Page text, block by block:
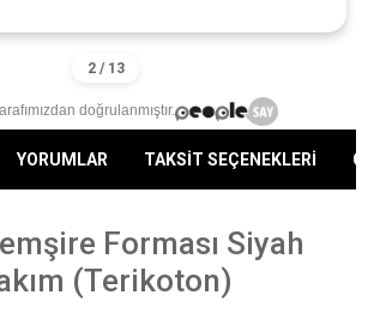
doğrulanmıştır.
YORUMLAR TAKSİT SEÇENEKLERİ
Forması Siyah
(Terikoton)